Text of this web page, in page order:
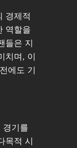
경제적
역할을
들은 지
치며, 이
에도 기
경기를
목적 시